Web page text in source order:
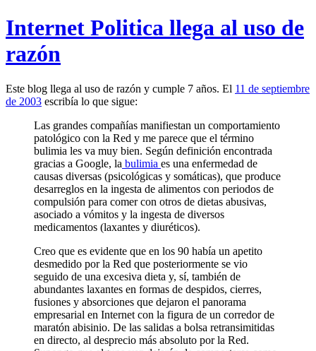
Internet Politica llega al uso de
razón
Este blog llega al uso de razón y cumple 7 años. El 11 de septiembre
de 2003 escribía lo que sigue:
Las grandes compañías manifiestan un comportamiento
patológico con la Red y me parece que el término
bulimia les va muy bien. Según definición encontrada
gracias a Google, la bulimia es una enfermedad de
causas diversas (psicológicas y somáticas), que produce
desarreglos en la ingesta de alimentos con periodos de
compulsión para comer con otros de dietas abusivas,
asociado a vómitos y la ingesta de diversos
medicamentos (laxantes y diuréticos).
Creo que es evidente que en los 90 había un apetito
desmedido por la Red que posteriormente se vio
seguido de una excesiva dieta y, sí­, también de
abundantes laxantes en formas de despidos, cierres,
fusiones y absorciones que dejaron el panorama
empresarial en Internet con la figura de un corredor de
maratón abisinio. De las salidas a bolsa retransimitidas
en directo, al desprecio más absoluto por la Red.